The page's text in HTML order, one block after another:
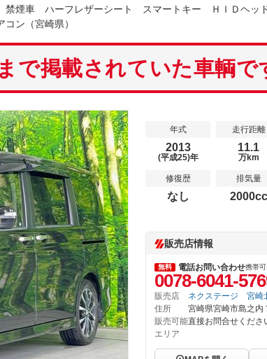
煙車 ハーフレザーシート スマートキー ＨＩＤヘッ
ン（宮崎県）
で掲載されていた車輌で
年式
2013
(平成25)年
走行距離
11.1
万km
修復歴
なし
排気量
2000cc
販売店情報
無料 電話お問い合わせ携帯可
0078-6041-
販売店
ネクステージ 宮崎
住所
宮崎県宮崎市島之内
販売可能
エリア
直接お問合せくださ